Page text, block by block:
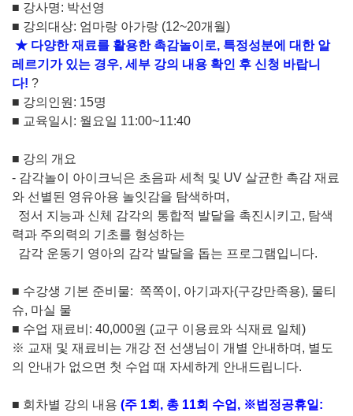
■ 강사명: 박선영
■ 강의대상: 엄마랑 아가랑 (12~20개월)
★ 다양한 재료를 활용한 촉감놀이로, 특정성분에 대한 알
레르기가 있는 경우, 세부 강의 내용 확인 후 신청 바랍니
다! ?
■ 강의인원 : 15명
■ 교육일시 : 월요일 11:00~11:40
■ 강의 개요
- 감각놀이 아이크닉은 초음파 세척 및 UV 살균한 촉감 재료
와 선별된 영유아용 놀잇감을 탐색하며 ,
정서 지능과 신체 감각의 통합적 발달을 촉진시키고, 탐색
력과 주의력의 기초를 형성하는
감각 운동기 영아의 감각 발달을 돕는 프로그램입니다.
■ 수강생 기본 준비물: 쪽쪽이 , 아기과자(구강만족용), 물티
슈, 마실 물
■ 수업 재료비 : 40,000원 (교구 이용료와 식재료 일체 )
※ 교재 및 재료비는 개강 전 선생님이 개별 안내하며 , 별도
의 안내가 없으면 첫 수업 때 자세하게 안내드립니다.
■ 회차별 강의 내용 (주 1회 , 총 11회 수업 , ※법정공휴일 :